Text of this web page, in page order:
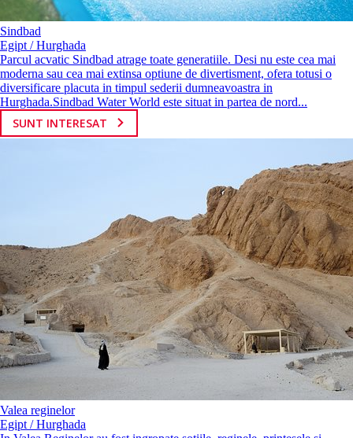
Sindbad
Egipt / Hurghada
Parcul acvatic Sindbad atrage toate generatiile. Desi nu este cea mai
moderna sau cea mai extinsa optiune de divertisment, ofera totusi o
diversificare placuta in timpul sederii dumneavoastra in
Hurghada.Sindbad Water World este situat in partea de nord...
SUNT INTERESAT
Valea reginelor
Egipt / Hurghada